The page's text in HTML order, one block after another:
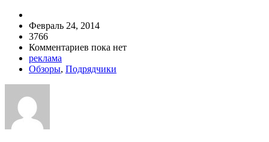
Февраль 24, 2014
3766
Комментариев пока нет
реклама
Обзоры, Подрядчики